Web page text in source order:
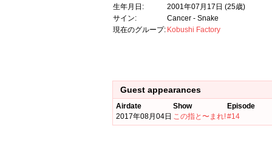
生年月日:
2001年07月17日 (25歳)
サイン:
Cancer - Snake
現在のグループ: Kobushi Factory
Guest appearances
Airdate Show
Episode
2017年08月04日 この指と〜まれ!#14